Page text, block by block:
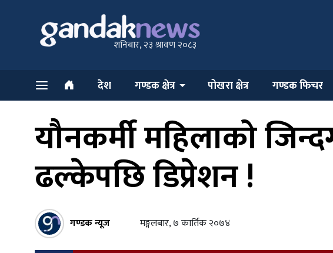
शनिबार, २३ श्रावण २०८३
देश गण्डक क्षेत्र पोखरा क्षेत्र गण्डक फिचर
यौनकर्मी महिलाको
ढल्केपछि डिप्रेशन !
गण्डक न्यूज मङ्गलबार, ७ कार्तिक २०७४